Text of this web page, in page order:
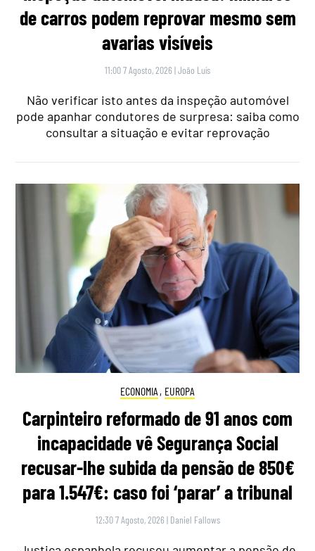
de carros podem reprovar mesmo sem
avarias visíveis
11:00 7 Agosto, 2026 |João Luís
Não verificar isto antes da inspeção automóvel
pode apanhar condutores de surpresa: saiba como
consultar a situação e evitar reprovação
ECONOMIA , EUROPA
Carpinteiro reformado de 91 anos com
incapacidade vê Segurança Social
recusar-lhe subida da pensão de 850€
para 1.547€: caso foi ‘parar’ a tribunal
12:30 7 Agosto, 2026 | Daniel Fallows